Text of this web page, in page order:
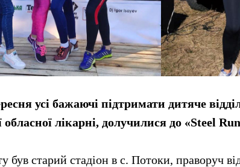
усі бажаючі підтримати дитяче
обласної лікарні, долучилися до «Steel
був старий стадіон в с. Потоки, праворуч